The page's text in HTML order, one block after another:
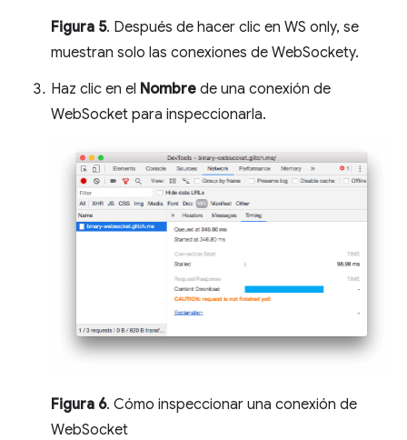
Figura 5. Después de hacer clic en WS only, se
muestran solo las conexiones de WebSockety.
Haz clic en el Nombre de una conexión de
WebSocket para inspeccionarla.
Figura 6. Cómo inspeccionar una conexión de
WebSocket